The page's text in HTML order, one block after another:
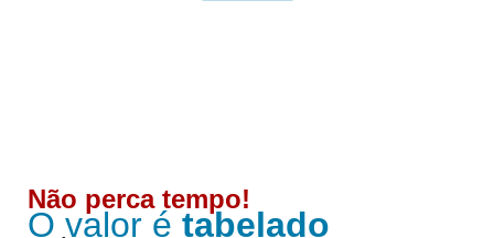
Não perca tempo!
O valor é tabelado